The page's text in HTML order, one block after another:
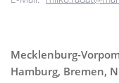
Mecklenburg-
Hamburg, Bremen,